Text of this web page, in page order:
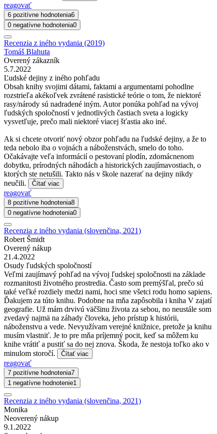
reagovať
6 pozitívne hodnotenia6
0 negatívne hodnotenia0
Recenzia z iného vydania (2019)
Tomáš Blahuta
Overený zákazník
5.7.2022
Ľudské dejiny z iného pohľadu
Obsah knihy svojimi dátami, faktami a argumentami pohodlne
rozstrieľa akékoľvek zvrátené rasistické teórie o tom, že niektoré
rasy/národy sú nadradené iným. Autor ponúka pohľad na vývoj
ľudských spoločností v jednotlivých častiach sveta a logicky
vysvetľuje, prečo mali niektoré viacej šťastia ako iné.
Ak si chcete otvoriť nový obzor pohľadu na ľudské dejiny, a že to
teda nebolo iba o vojnách a náboženstvách, smelo do toho.
Očakávajte veľa informácií o pestovaní plodín, zdomácnenom
dobytku, prírodných náhodách a historických zaujímavostiach, o
ktorých ste netušili. Takto nás v škole nazerať na dejiny nikdy
neučili.
Čítať viac
reagovať
8 pozitívne hodnotenia8
0 negatívne hodnotenia0
Recenzia z iného vydania (slovenčina, 2021)
Robert Šmidt
Overený nákup
21.4.2022
Osudy ľudských spoločností
Veľmi zaujímavý pohľad na vývoj ľudskej spoločnosti na základe
rozmanitosti životného prostredia. Často som premýšľal, prečo sú
také veľké rozdiely medzi nami, hoci sme všetci rodu homo sapiens.
Ďakujem za túto knihu. Podobne na mňa zapôsobila i kniha V zajatí
geografie. Už mám drvivú väčšinu života za sebou, no neustále som
zvedavý najmä na záhady človeka, jeho prístup k histórii,
náboženstvu a vede. Nevyužívam verejné knižnice, pretože ja knihu
musím vlastniť. Je to pre mňa príjemný pocit, keď sa môžem ku
knihe vrátiť a pustiť sa do nej znova. Škoda, že nestoja toľko ako v
minulom storočí.
Čítať viac
reagovať
7 pozitívne hodnotenia7
1 negatívne hodnotenie1
Recenzia z iného vydania (slovenčina, 2021)
Monika
Neoverený nákup
9.1.2022